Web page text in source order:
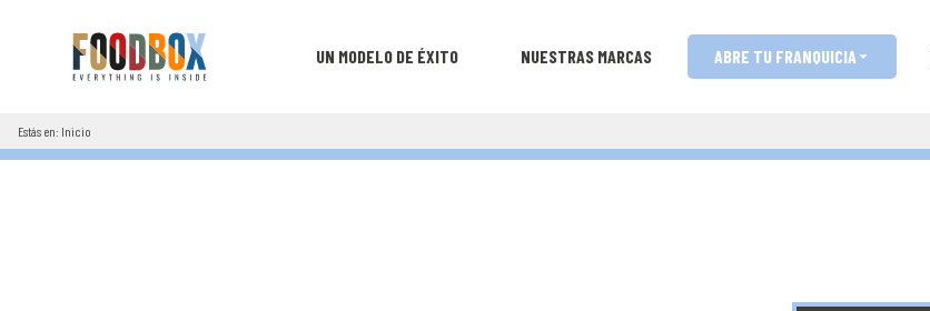
UN MODELO DE ÉXITO NUESTRAS MARCAS ABRE TU FRANQUICIA
Estás en: Inicio